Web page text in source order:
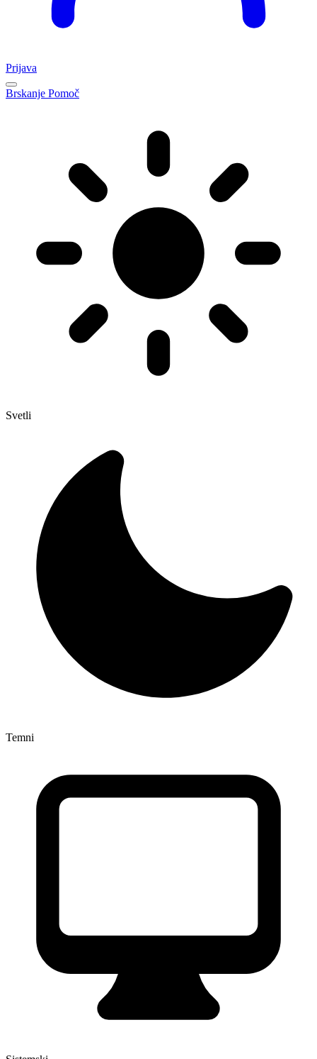
Prijava
Brskanje Pomoč
Svetli
Temni